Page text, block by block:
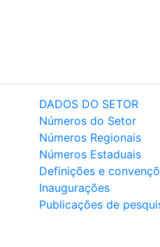
DADOS DO SETOR
Números do Setor
Números Regionais
Números Estaduais
Definições e
Inaugurações
Publicações de